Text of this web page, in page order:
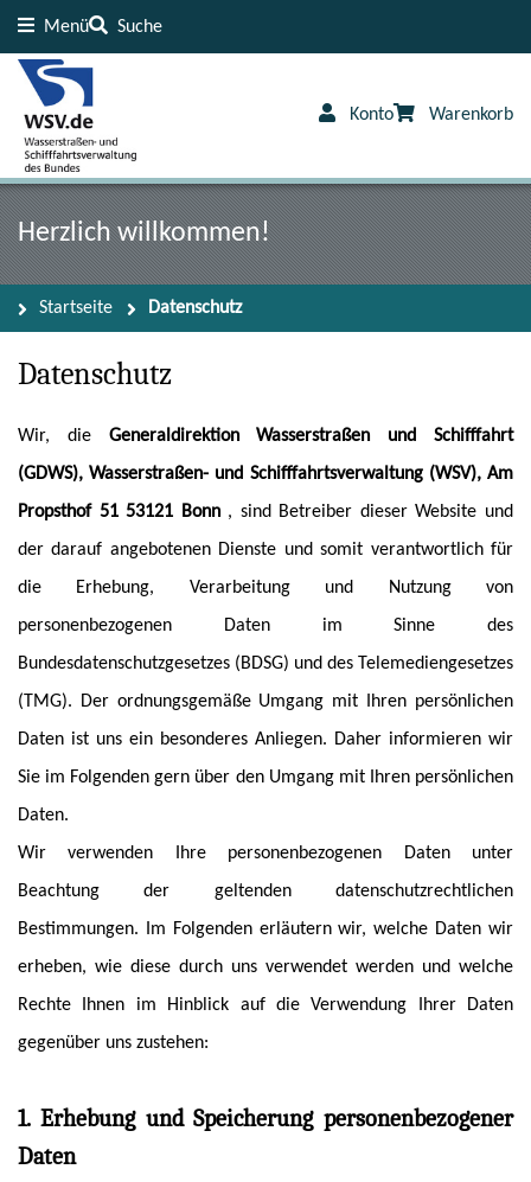
Menü Suche
Konto Warenkorb
Herzlich willkommen!
Startseite Datenschutz
Datenschutz
Wir, die Generaldirektion Wasserstraßen und Schifffahrt
(GDWS), Wasserstraßen- und Schifffahrtsverwaltung (WSV), Am
Propsthof 51 53121 Bonn , sind Betreiber dieser Website und
der darauf angebotenen Dienste und somit verantwortlich für
die Erhebung, Verarbeitung und Nutzung von
personenbezogenen Daten im Sinne des
Bundesdatenschutzgesetzes (BDSG) und des Telemediengesetzes
(TMG). Der ordnungsgemäße Umgang mit Ihren persönlichen
Daten ist uns ein besonderes Anliegen. Daher informieren wir
Sie im Folgenden gern über den Umgang mit Ihren persönlichen
Daten.
Wir verwenden Ihre personenbezogenen Daten unter
Beachtung der geltenden datenschutzrechtlichen
Bestimmungen. Im Folgenden erläutern wir, welche Daten wir
erheben, wie diese durch uns verwendet werden und welche
Rechte Ihnen im Hinblick auf die Verwendung Ihrer Daten
gegenüber uns zustehen:
1. Erhebung und Speicherung personenbezogener
Daten